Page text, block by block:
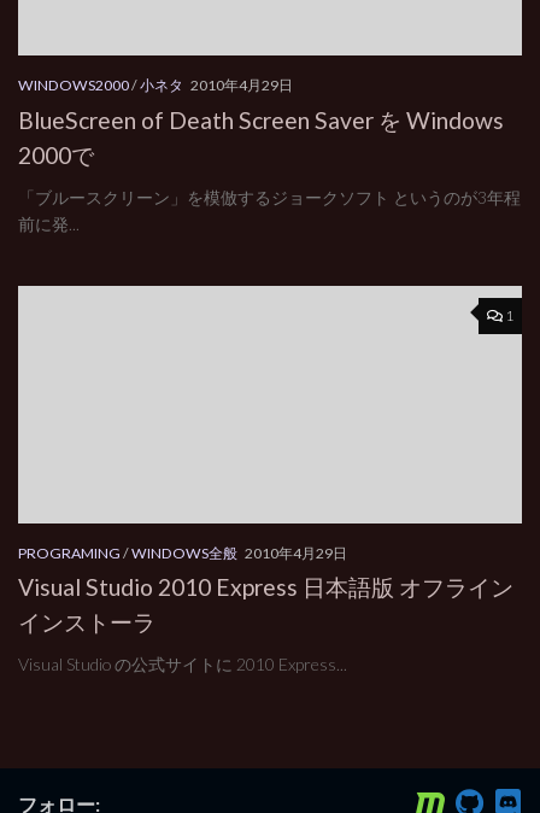
WINDOWS2000/小ネタ 2010年4月29日
BlueScreen of Death Screen Saver を Windows
2000で
「ブルースクリーン」を模倣するジョークソフト というのが3年程
前に発...
1
PROGRAMING /WINDOWS全般 2010年4月29日
Visual Studio 2010 Express 日本語版 オフライン
インストーラ
Visual Studio の公式サイトに 2010 Express...
フォロー: